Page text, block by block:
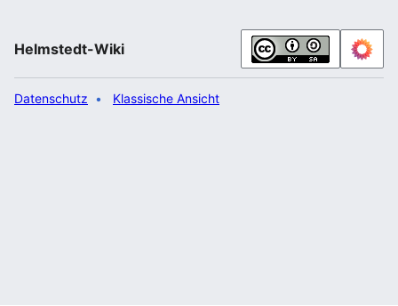
Helmstedt-Wiki
Datenschutz Klassische Ansicht